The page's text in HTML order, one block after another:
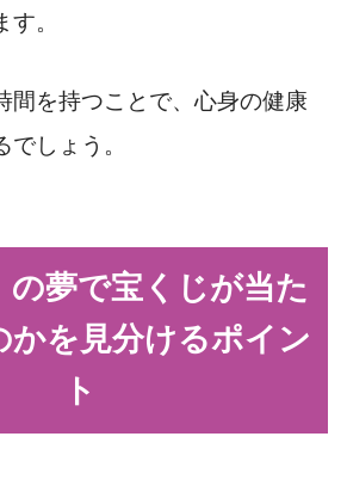
。
間を持つことで、心身の健康
しょう。
の夢で宝くじが当た
かを見分けるポイン
ト